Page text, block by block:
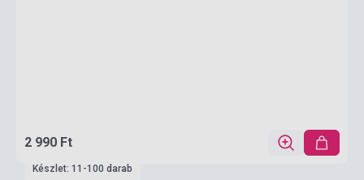
2 990 Ft
Készlet: 11-100 darab